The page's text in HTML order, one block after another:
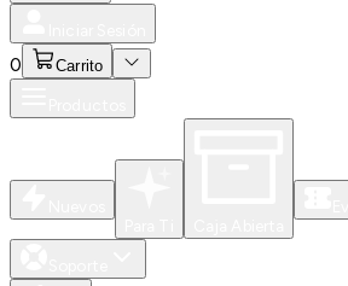
0 Carrito